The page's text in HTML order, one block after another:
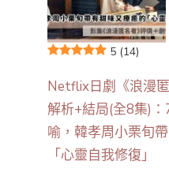
5 (14)
Netflix日劇《浪漫
解析+結局(全8集)
喻，韓孝周小栗旬
「心靈自我修復」